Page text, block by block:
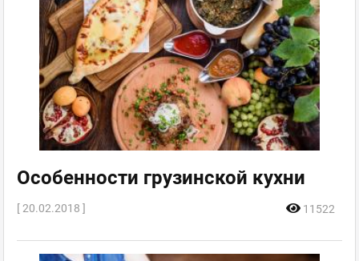
Особенности грузинской кухни
[ 20.02.2018 ] 11522